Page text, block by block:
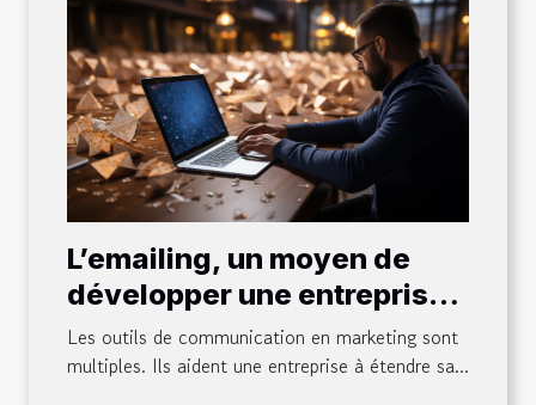
L’emailing, un moyen de
développer une entreprise :
ce qu’il faut en comprendre,
ses avantages et astuces
Les outils de communication en marketing sont
multiples. Ils aident une entreprise à étendre sa...